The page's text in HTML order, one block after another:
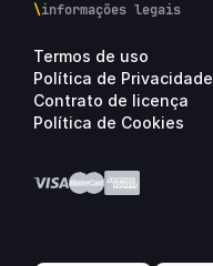
\informações legais
Termos de uso
Política de Privacidade
Contrato de licença
Política de Cookies